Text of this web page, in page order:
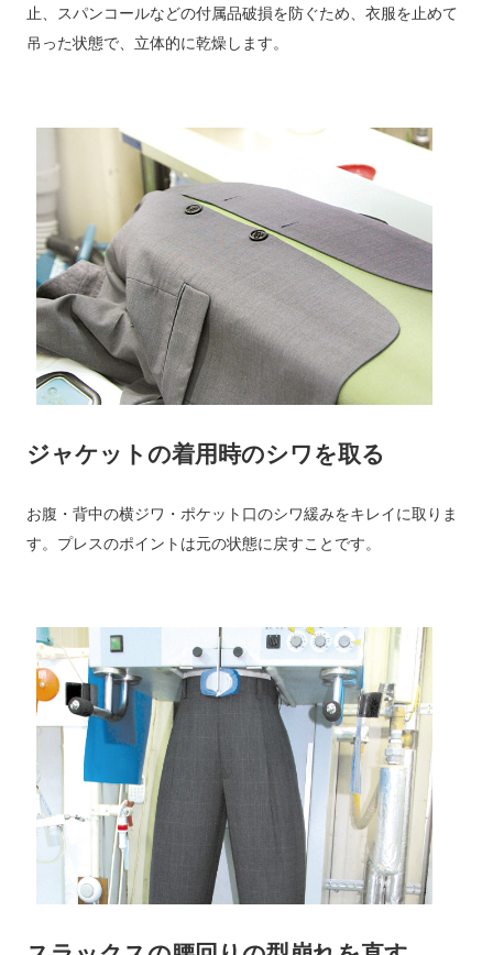
止、スパンコールなどの付属品破損を防ぐため、衣服を止めて
吊った状態で、立体的に乾燥します。
ジャケットの着用時のシワを取る
お腹・背中の横ジワ・ポケット口のシワ緩みをキレイに取りま
す。プレスのポイントは元の状態に戻すことです。